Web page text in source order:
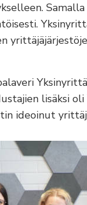
lisäksi
ideoinut